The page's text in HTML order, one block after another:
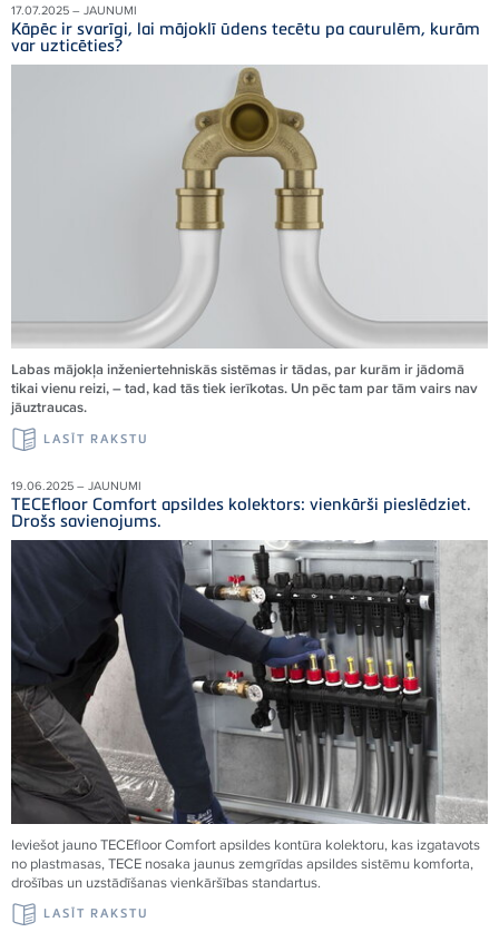
17.07.2025 – JAUNUMI
Kāpēc ir svarīgi, lai mājoklī ūdens tecētu pa caurulēm, kurām
var uzticēties?
Labas mājokļa inženiertehniskās sistēmas ir tādas, par kurām ir jādomā
tikai vienu reizi, – tad, kad tās tiek ierīkotas. Un pēc tam par tām vairs nav
jāuztraucas.
LASĪT RAKSTU
19.06.2025 – JAUNUMI
TECEfloor Comfort apsildes kolektors: vienkārši pieslēdziet.
Drošs savienojums.
Ieviešot jauno TECEfloor Comfort apsildes kontūra kolektoru, kas izgatavots
no plastmasas, TECE nosaka jaunus zemgrīdas apsildes sistēmu komforta,
drošības un uzstādīšanas vienkāršības standartus.
LASĪT RAKSTU